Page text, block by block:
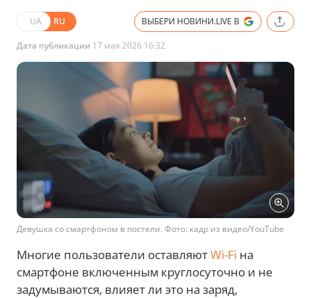
UA RU ВЫБЕРИ НОВИНИ.LIVE В
Дата публикации 17 мая 2026 16:32
Девушка со смартфоном в постели. Фото: кадр из видео/YouTube
Многие пользователи оставляютWi-Fi на
смартфоне включенным круглосуточно и не
задумываются, влияет ли это на заряд,